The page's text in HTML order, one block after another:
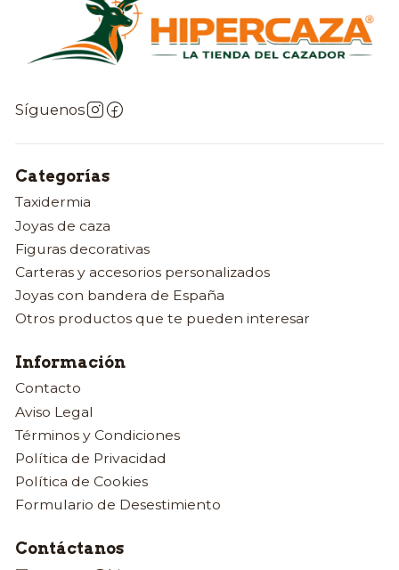
Síguenos
Categorías
Taxidermia
Joyas de caza
Figuras decorativas
Carteras y accesorios personalizados
Joyas con bandera de España
Otros productos que te pueden interesar
Información
Contacto
Aviso Legal
Términos y Condiciones
Política de Privacidad
Política de Cookies
Formulario de Desestimiento
Contáctanos